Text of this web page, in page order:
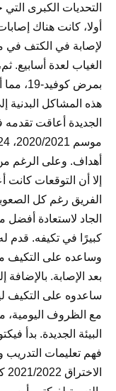
التحديات الكبرى
لإصابة في الكتف في
بمرض
هذه المشاكل البدنية
الجديدة أعاقت
أهداف. وعلى الرغم
إلا أن التوقعات
الفريق رغم كل
الجاد لاستعادة أفضل
كبيرًا في تكيفه. قدم
وساعده على التكيف
بعد الإصابة.
ساعدوه على التكيف
مع الظروف اليومية،
البيئة الجديدة. بدأ
فهم تعليمات